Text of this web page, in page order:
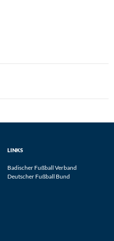
LINKS
Badischer Fußball Verband
Deutscher Fußball Bund